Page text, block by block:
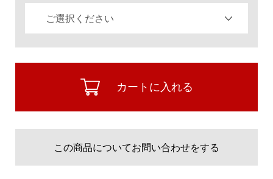
カートに入れる
この商品についてお問い合わせをする